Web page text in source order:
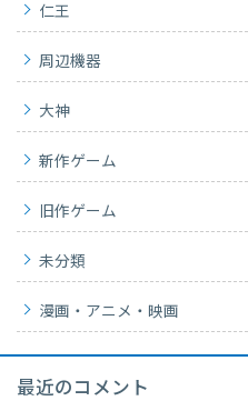
仁王
周辺機器
大神
新作ゲーム
旧作ゲーム
未分類
漫画・アニメ・映画
最近のコメント